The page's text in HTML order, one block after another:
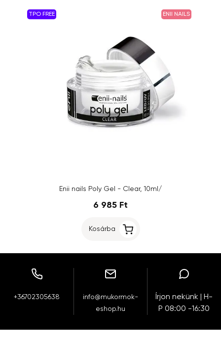
TPO FREE ENII NAILS
Enii nails Poly Gel - Clear, 10ml/
6 985 Ft
Kosárba
+36702305638
info@mukormok-
eshop.hu
Írjon nekünk | H-
P 08:00 -16:30